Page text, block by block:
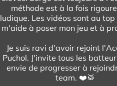
méthode est à la fois
ludique. Les vidéos sont au
m'aide à poser mon jeu et à
Je suis ravi d'avoir rejoint
Puchol. J'invite tous les
envie de progresser à
team. ❤️🥁